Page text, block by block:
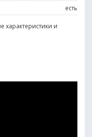
есть
характеристики и